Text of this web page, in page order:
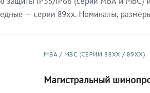
— серии 89xx. Номиналы, размеры
МВА / МВС (СЕРИИ 88XX / 89XX)
Магистральный